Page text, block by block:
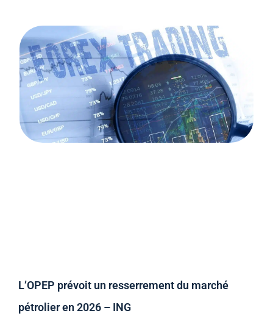
L’OPEP prévoit un resserrement du marché
pétrolier en 2026 – ING